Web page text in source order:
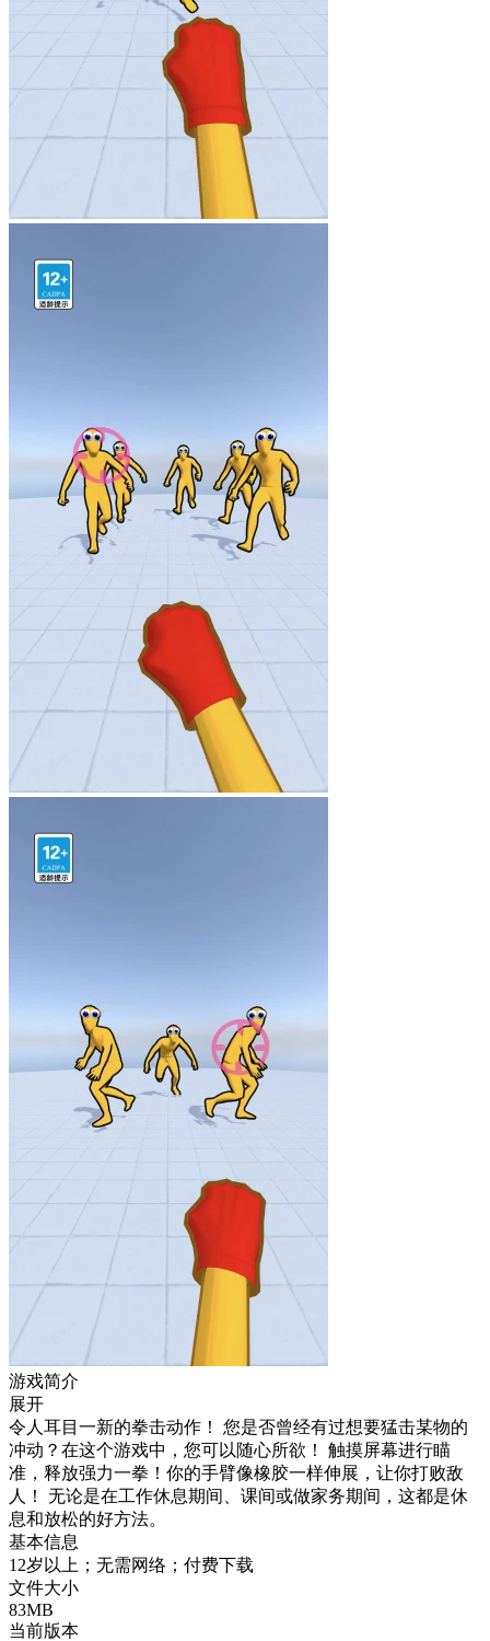
游戏简介
展开
令人耳目一新的拳击动作！ 您是否曾经有过想要猛击某物的
冲动？在这个游戏中，您可以随心所欲！ 触摸屏幕进行瞄
准，释放强力一拳！你的手臂像橡胶一样伸展，让你打败敌
人！ 无论是在工作休息期间、课间或做家务期间，这都是休
息和放松的好方法。
基本信息
12岁以上；无需网络；付费下载
文件大小
83MB
当前版本